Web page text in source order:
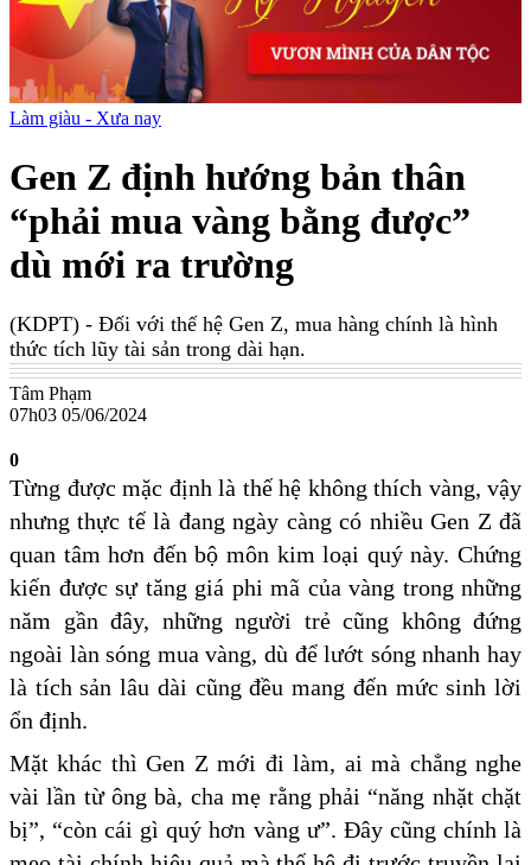
Làm giàu - Xưa nay
Gen Z định hướng bản thân
“phải mua vàng bằng được”
dù mới ra trường
(KDPT) - Đối với thế hệ Gen Z, mua hàng chính là hình
thức tích lũy tài sản trong dài hạn.
Tâm Phạm
07h03 05/06/2024
0
Từng được mặc định là thế hệ không thích vàng, vậy
nhưng thực tế là đang ngày càng có nhiều Gen Z đã
quan tâm hơn đến bộ môn kim loại quý này. Chứng
kiến được sự tăng giá phi mã của vàng trong những
năm gần đây, những người trẻ cũng không đứng
ngoài làn sóng mua vàng, dù để lướt sóng nhanh hay
là tích sản lâu dài cũng đều mang đến mức sinh lời
ổn định.
Mặt khác thì Gen Z mới đi làm, ai mà chẳng nghe
vài lần từ ông bà, cha mẹ rằng phải “năng nhặt chặt
bị”, “còn cái gì quý hơn vàng ư”. Đây cũng chính là